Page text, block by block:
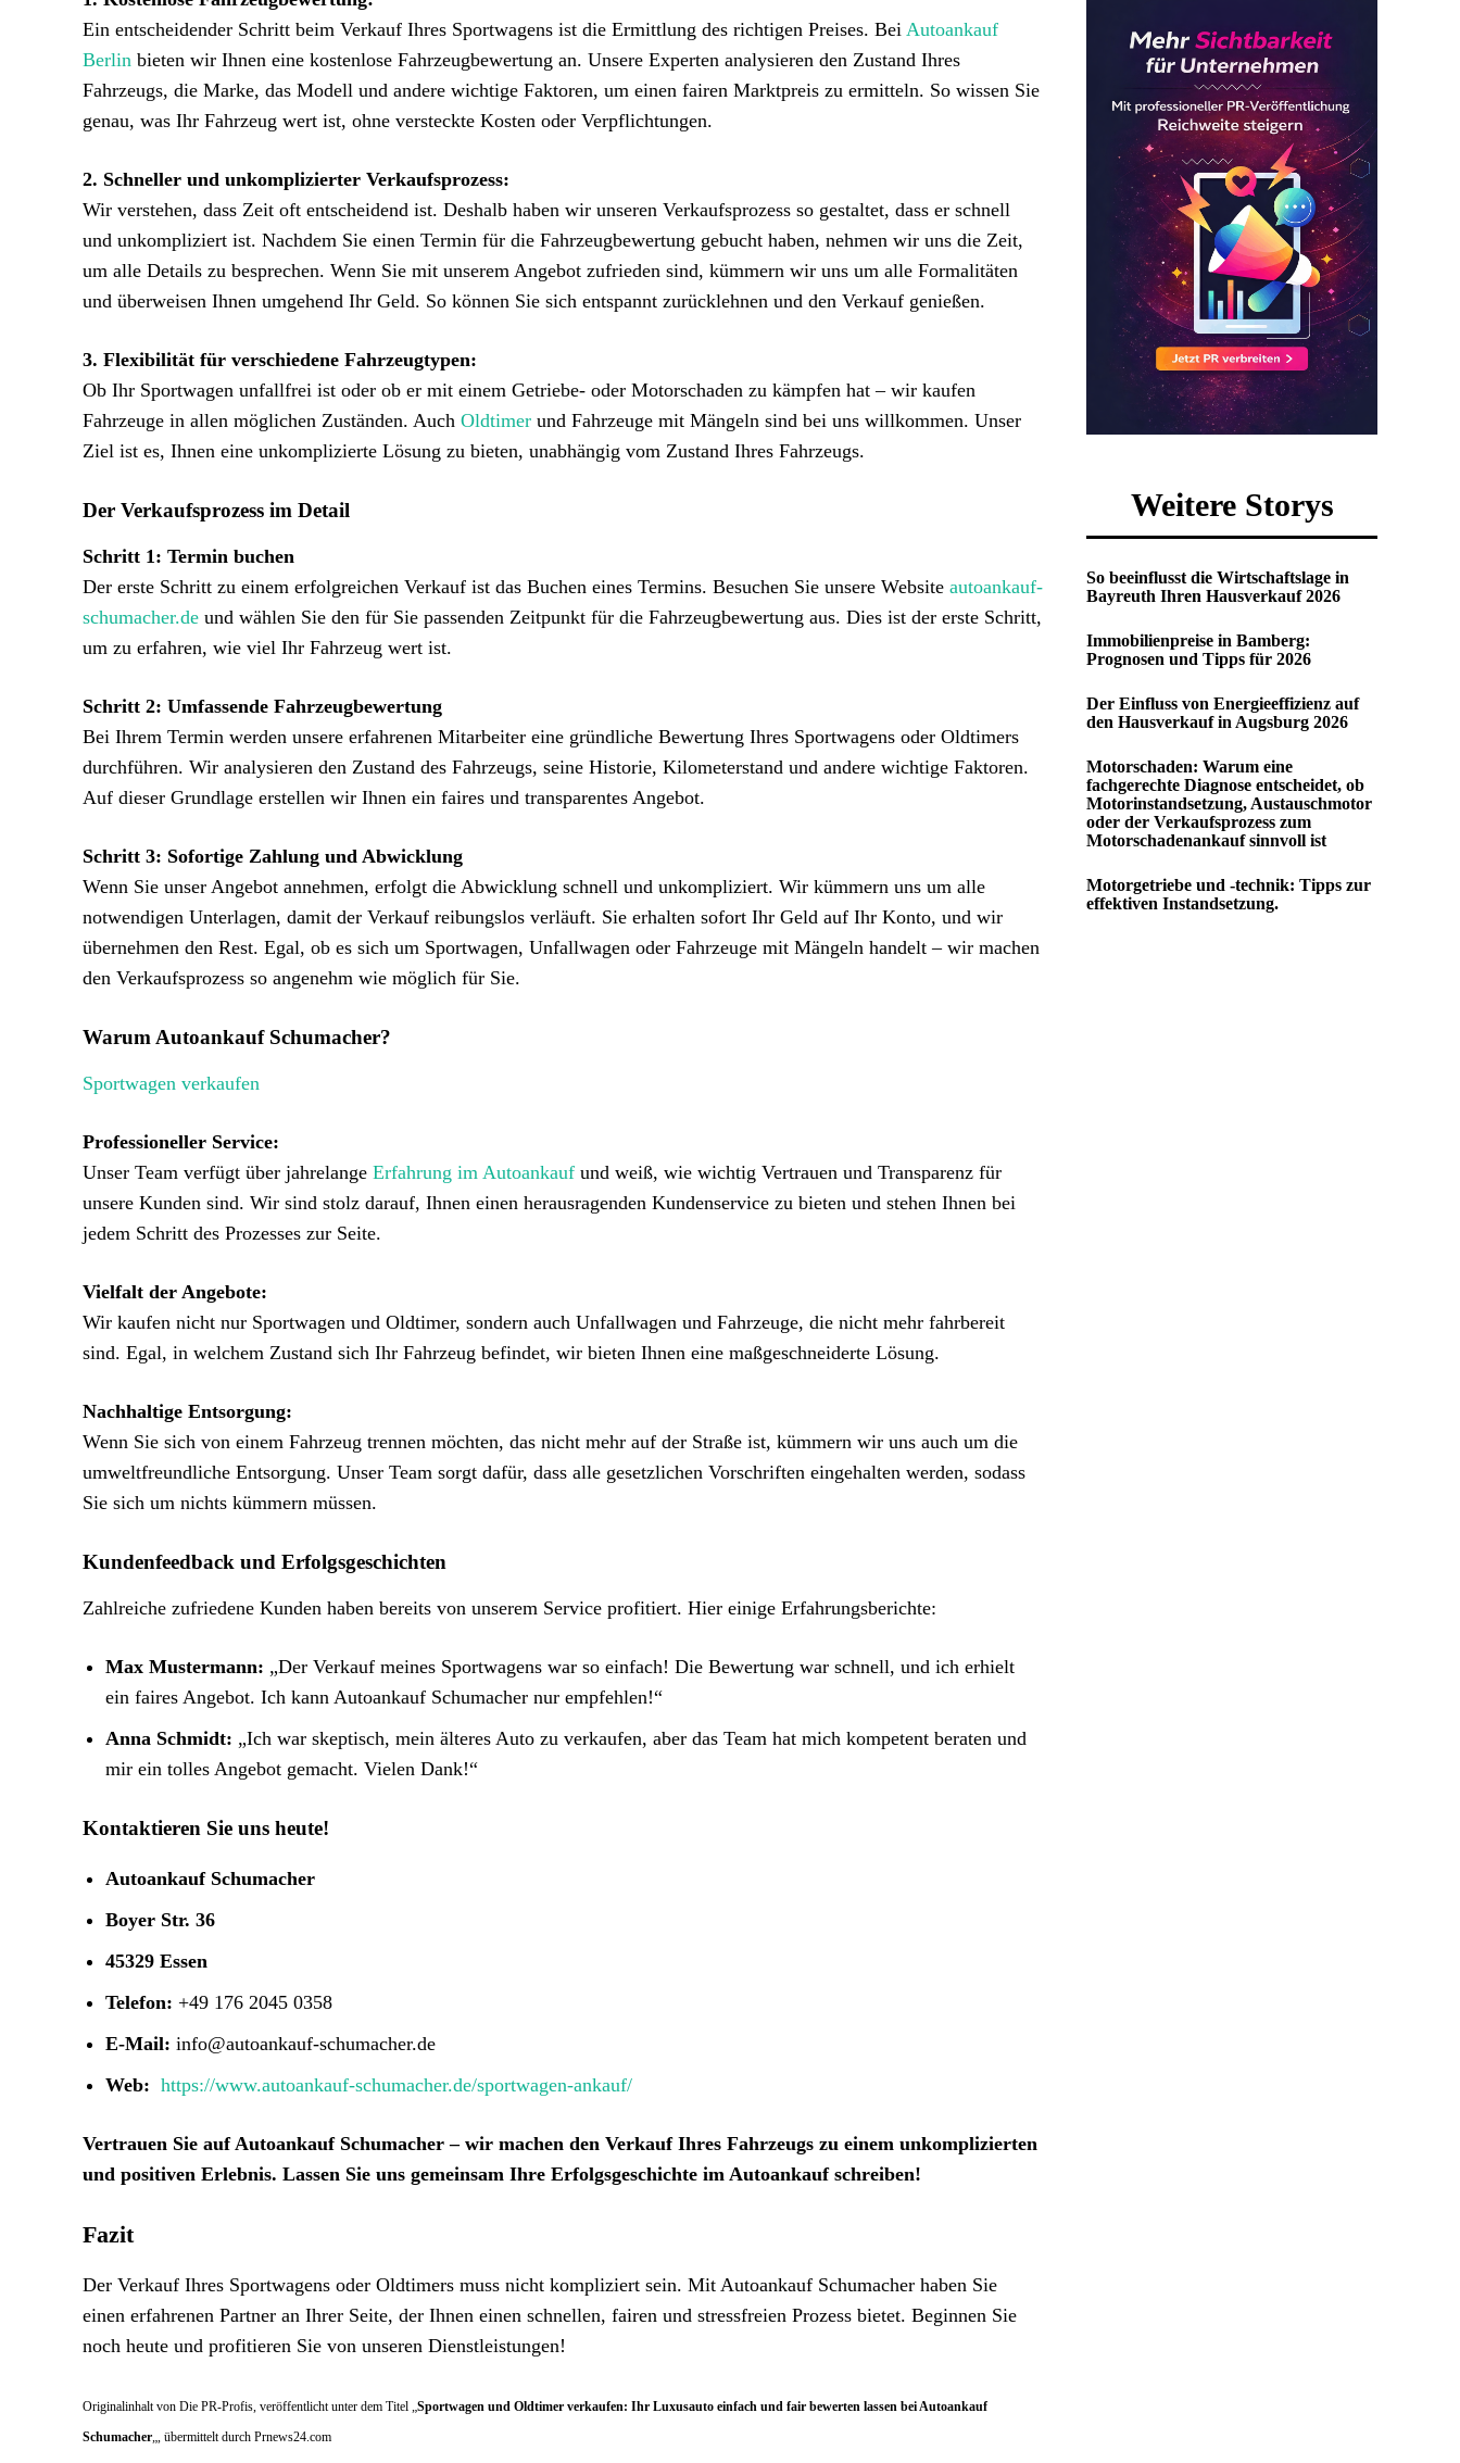
Ein entscheidender Schritt beim Verkauf Ihres Sportwagens ist die Ermittlung des richtigen Preises. Bei Autoankauf
Berlin bieten wir Ihnen eine kostenlose Fahrzeugbewertung an. Unsere Experten analysieren den Zustand Ihres
Fahrzeugs, die Marke, das Modell und andere wichtige Faktoren, um einen fairen Marktpreis zu ermitteln. So wissen Sie
genau, was Ihr Fahrzeug wert ist, ohne versteckte Kosten oder Verpflichtungen.
2. Schneller und unkomplizierter Verkaufsprozess:
Wir verstehen, dass Zeit oft entscheidend ist. Deshalb haben wir unseren Verkaufsprozess so gestaltet, dass er schnell
und unkompliziert ist. Nachdem Sie einen Termin für die Fahrzeugbewertung gebucht haben, nehmen wir uns die Zeit,
um alle Details zu besprechen. Wenn Sie mit unserem Angebot zufrieden sind, kümmern wir uns um alle Formalitäten
und überweisen Ihnen umgehend Ihr Geld. So können Sie sich entspannt zurücklehnen und den Verkauf genießen.
3. Flexibilität für verschiedene Fahrzeugtypen:
Ob Ihr Sportwagen unfallfrei ist oder ob er mit einem Getriebe- oder Motorschaden zu kämpfen hat – wir kaufen
Fahrzeuge in allen möglichen Zuständen. Auch Oldtimer und Fahrzeuge mit Mängeln sind bei uns willkommen. Unser
Ziel ist es, Ihnen eine unkomplizierte Lösung zu bieten, unabhängig vom Zustand Ihres Fahrzeugs.
Der Verkaufsprozess im Detail
Schritt 1: Termin buchen
Der erste Schritt zu einem erfolgreichen Verkauf ist das Buchen eines Termins. Besuchen Sie unsere Website autoankauf-
schumacher.de und wählen Sie den für Sie passenden Zeitpunkt für die Fahrzeugbewertung aus. Dies ist der erste Schritt,
um zu erfahren, wie viel Ihr Fahrzeug wert ist.
Schritt 2: Umfassende Fahrzeugbewertung
Bei Ihrem Termin werden unsere erfahrenen Mitarbeiter eine gründliche Bewertung Ihres Sportwagens oder Oldtimers
durchführen. Wir analysieren den Zustand des Fahrzeugs, seine Historie, Kilometerstand und andere wichtige Faktoren.
Auf dieser Grundlage erstellen wir Ihnen ein faires und transparentes Angebot.
Schritt 3: Sofortige Zahlung und Abwicklung
Wenn Sie unser Angebot annehmen, erfolgt die Abwicklung schnell und unkompliziert. Wir kümmern uns um alle
notwendigen Unterlagen, damit der Verkauf reibungslos verläuft. Sie erhalten sofort Ihr Geld auf Ihr Konto, und wir
übernehmen den Rest. Egal, ob es sich um Sportwagen, Unfallwagen oder Fahrzeuge mit Mängeln handelt – wir machen
den Verkaufsprozess so angenehm wie möglich für Sie.
Warum Autoankauf Schumacher?
Sportwagen verkaufen
Professioneller Service:
Unser Team verfügt über jahrelange Erfahrung im Autoankauf und weiß, wie wichtig Vertrauen und Transparenz für
unsere Kunden sind. Wir sind stolz darauf, Ihnen einen herausragenden Kundenservice zu bieten und stehen Ihnen bei
jedem Schritt des Prozesses zur Seite.
Vielfalt der Angebote:
Wir kaufen nicht nur Sportwagen und Oldtimer, sondern auch Unfallwagen und Fahrzeuge, die nicht mehr fahrbereit
sind. Egal, in welchem Zustand sich Ihr Fahrzeug befindet, wir bieten Ihnen eine maßgeschneiderte Lösung.
Nachhaltige Entsorgung:
Wenn Sie sich von einem Fahrzeug trennen möchten, das nicht mehr auf der Straße ist, kümmern wir uns auch um die
umweltfreundliche Entsorgung. Unser Team sorgt dafür, dass alle gesetzlichen Vorschriften eingehalten werden, sodass
Sie sich um nichts kümmern müssen.
Kundenfeedback und Erfolgsgeschichten
Zahlreiche zufriedene Kunden haben bereits von unserem Service profitiert. Hier einige Erfahrungsberichte:
Max Mustermann: „Der Verkauf meines Sportwagens war so einfach! Die Bewertung war schnell, und ich erhielt
ein faires Angebot. Ich kann Autoankauf Schumacher nur empfehlen!“
Anna Schmidt: „Ich war skeptisch, mein älteres Auto zu verkaufen, aber das Team hat mich kompetent beraten und
mir ein tolles Angebot gemacht. Vielen Dank!“
Kontaktieren Sie uns heute!
Autoankauf Schumacher
Boyer Str. 36
45329 Essen
Telefon: +49 176 2045 0358
E-Mail: info@autoankauf-schumacher.de
Web: https://www.autoankauf-schumacher.de/sportwagen-ankauf/
Vertrauen Sie auf Autoankauf Schumacher – wir machen den Verkauf Ihres Fahrzeugs zu einem unkomplizierten
und positiven Erlebnis. Lassen Sie uns gemeinsam Ihre Erfolgsgeschichte im Autoankauf schreiben!
Fazit
Der Verkauf Ihres Sportwagens oder Oldtimers muss nicht kompliziert sein. Mit Autoankauf Schumacher haben Sie
einen erfahrenen Partner an Ihrer Seite, der Ihnen einen schnellen, fairen und stressfreien Prozess bietet. Beginnen Sie
noch heute und profitieren Sie von unseren Dienstleistungen!
Originalinhalt von Die PR-Profis, veröffentlicht unter dem Titel „Sportwagen und Oldtimer verkaufen: Ihr Luxusauto einfach und fair bewerten lassen bei Autoankauf
Schumacher„, übermittelt durch Prnews24.com
Weitere Storys
So beeinflusst die Wirtschaftslage in
Bayreuth Ihren Hausverkauf 2026
Immobilienpreise in Bamberg:
Prognosen und Tipps für 2026
Der Einfluss von Energieeffizienz auf
den Hausverkauf in Augsburg 2026
Motorschaden: Warum eine
fachgerechte Diagnose entscheidet, ob
Motorinstandsetzung, Austauschmotor
oder der Verkaufsprozess zum
Motorschadenankauf sinnvoll ist
Motorgetriebe und -technik: Tipps zur
effektiven Instandsetzung.